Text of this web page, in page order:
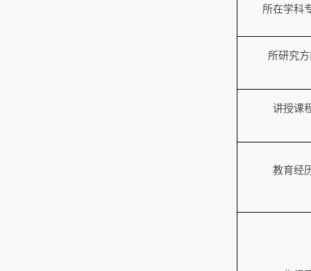
所在学科
所研究
讲授课
教育经